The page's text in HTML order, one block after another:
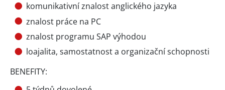
komunikativní znalost anglického jazyka
znalost práce na PC
znalost programu SAP výhodou
loajalita, samostatnost a organizační schopnosti
BENEFITY: